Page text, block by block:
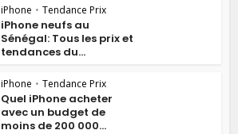
iPhone • Tendance Prix
iPhone neufs au
Sénégal: Tous les prix et
tendances du...
iPhone • Tendance Prix
Quel iPhone acheter
avec un budget de
moins de 200 000...